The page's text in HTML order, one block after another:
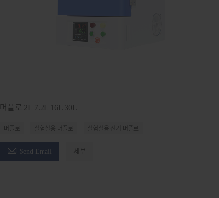
머플로 2L 7.2L 16L 30L
머플로 실험실용 머플로 실험실용 전기 머플로
 Send Email 세부